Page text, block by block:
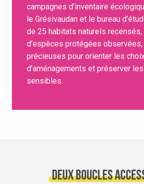
campagnes d’inventaire
le Grésivaudan et le bureau
de 25 habitats naturels
d’espèces protégées
précieuses pour orienter les
d’aménagements et préserver
sensibles.
Deux boucles